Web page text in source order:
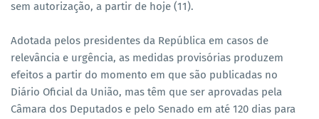
sem autorização, a partir de hoje (11).
Adotada pelos presidentes da República em casos de
relevância e urgência, as medidas provisórias produzem
efeitos a partir do momento em que são publicadas no
Diário Oficial da União, mas têm que ser aprovadas pela
Câmara dos Deputados e pelo Senado em até 120 dias para